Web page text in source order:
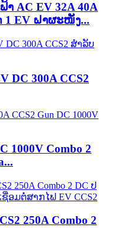
າ AC EV 32A 40A
1 EV ຝາຜະໜັງ...
DC 300A CCS2
1000V Combo 2
250A Combo 2